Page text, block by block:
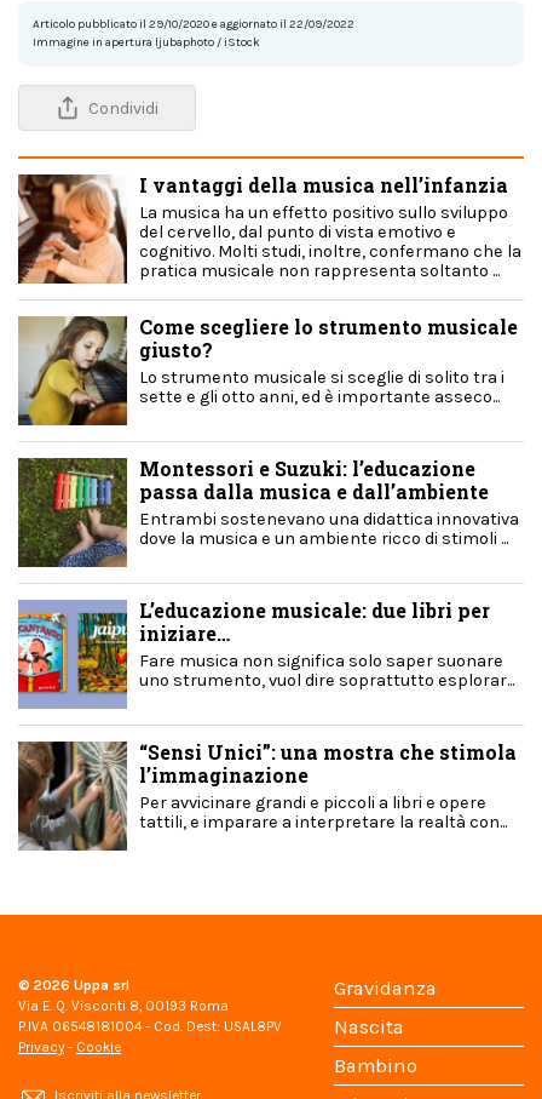
Articolo pubblicato il 29/10/2020 e aggiornato il 22/09/2022
Immagine in apertura ljubaphoto / iStock
Condividi
I vantaggi della musica nell’infanzia
La musica ha un effetto positivo sullo sviluppo
del cervello, dal punto di vista emotivo e
cognitivo. Molti studi, inoltre, confermano che la
pratica musicale non rappresenta soltanto ...
Come scegliere lo strumento musicale
giusto?
Lo strumento musicale si sceglie di solito tra i
sette e gli otto anni, ed è importante asseco...
Montessori e Suzuki: l’educazione
passa dalla musica e dall’ambiente
Entrambi sostenevano una didattica innovativa
dove la musica e un ambiente ricco di stimoli ...
L’educazione musicale: due libri per
iniziare…
Fare musica non significa solo saper suonare
uno strumento, vuol dire soprattutto esplorar...
“Sensi Unici”: una mostra che stimola
l’immaginazione
Per avvicinare grandi e piccoli a libri e opere
tattili, e imparare a interpretare la realtà con...
© 2026 Uppa srl
Via E. Q. Visconti 8, 00193 Roma
P.IVA 06548181004 - Cod. Dest: USAL8PV
Privacy - Cookie
Gravidanza
Nascita
Bambino